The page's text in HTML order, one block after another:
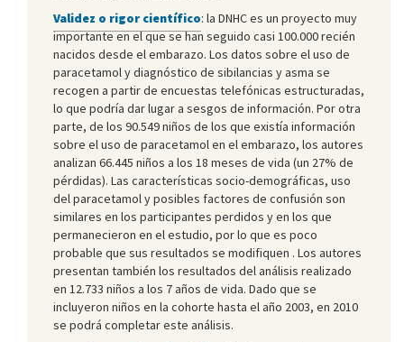
Validez o rigor científico: la DNHC es un proyecto muy
importante en el que se han seguido casi 100.000 recién
nacidos desde el embarazo. Los datos sobre el uso de
paracetamol y diagnóstico de sibilancias y asma se
recogen a partir de encuestas telefónicas estructuradas,
lo que podría dar lugar a sesgos de información. Por otra
parte, de los 90.549 niños de los que existía información
sobre el uso de paracetamol en el embarazo, los autores
analizan 66.445 niños a los 18 meses de vida (un 27% de
pérdidas). Las características socio-demográficas, uso
del paracetamol y posibles factores de confusión son
similares en los participantes perdidos y en los que
permanecieron en el estudio, por lo que es poco
probable que sus resultados se modifiquen . Los autores
presentan también los resultados del análisis realizado
en 12.733 niños a los 7 años de vida. Dado que se
incluyeron niños en la cohorte hasta el año 2003, en 2010
se podrá completar este análisis.